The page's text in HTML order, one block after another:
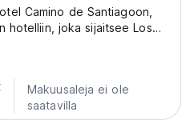
Camino de Santiagoon,
hotelliin, joka sijaitsee Los
valinta niille, jotka ovat
ja se...
Makuusaleja ei ole
saatavilla